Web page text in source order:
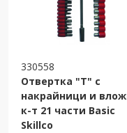
330558
Отвертка "Т" с
накрайници и
к-т 21 части Basic
Skillco